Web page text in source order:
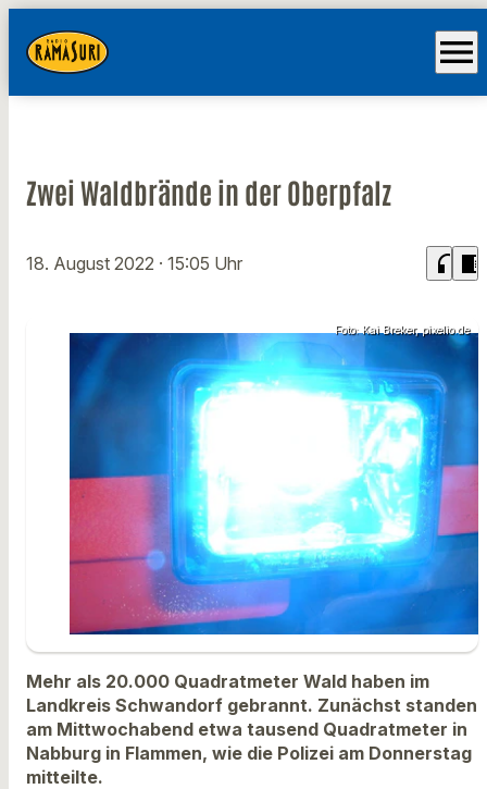
menu
Zwei Waldbrände in der Oberpfalz
18. August 2022 · 15:05 Uhr headphones chrome_reader_mode
Foto: Kai Breker, pixelio.de
Mehr als 20.000 Quadratmeter Wald haben im
Landkreis Schwandorf gebrannt. Zunächst standen
am Mittwochabend etwa tausend Quadratmeter in
Nabburg in Flammen, wie die Polizei am Donnerstag
mitteilte.